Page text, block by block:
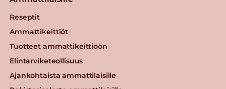
Reseptit
Ammattikeittiöt
Tuotteet ammattikeittiöön
Elintarviketeollisuus
Ajankohtaista ammattilaisille